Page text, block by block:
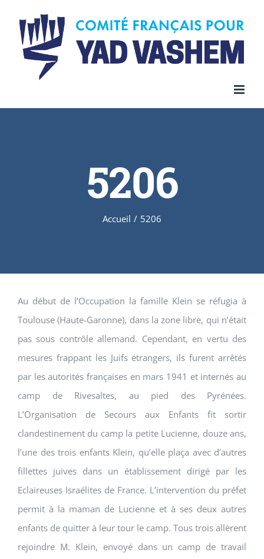
content
5206
Accueil / 5206
Au début de l’Occupation la famille Klein se réfugia à
Toulouse (Haute-Garonne), dans la zone libre, qui n’était
pas sous contrôle allemand. Cependant, en vertu des
mesures frappant les Juifs étrangers, ils furent arrêtés
par les autorités françaises en mars 1941 et internés au
camp de Rivesaltes, au pied des Pyrénées.
L’Organisation de Secours aux Enfants fit sortir
clandestinement du camp la petite Lucienne, douze ans,
l’une des trois enfants Klein, qu’elle plaça avec d’autres
fillettes juives dans un établissement dirigé par les
Eclaireuses Israélites de France. L’intervention du préfet
permit à la maman de Lucienne et à ses deux autres
enfants de quitter à leur tour le camp. Tous trois allèrent
rejoindre M. Klein, envoyé dans un camp de travail